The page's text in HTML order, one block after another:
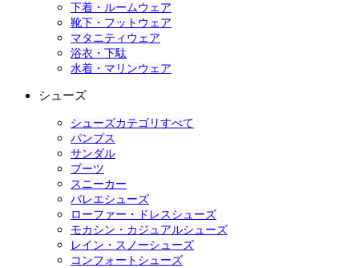
下着・ルームウェア
靴下・フットウェア
マタニティウェア
浴衣・下駄
水着・マリンウェア
シューズ
シューズカテゴリすべて
パンプス
サンダル
ブーツ
スニーカー
バレエシューズ
ローファー・ドレスシューズ
モカシン・カジュアルシューズ
レイン・スノーシューズ
コンフォートシューズ